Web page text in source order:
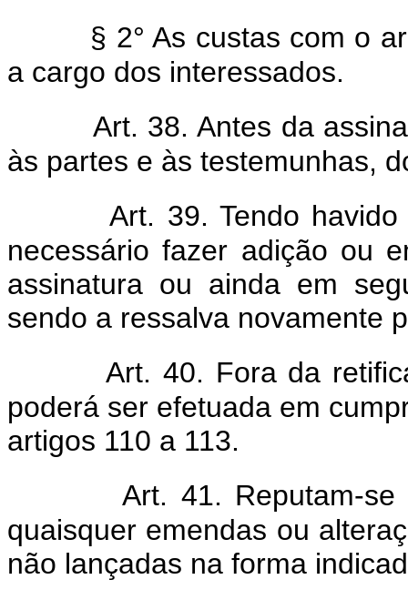
§ 2° As custas com o
a cargo dos interessados.
Art. 38. Antes da
às partes e às testemunhas,
Art. 39. Tendo
necessário fazer adição ou
assinatura ou ainda em
sendo a ressalva novamente
Art. 40. Fora da
poderá ser efetuada em
artigos 110 a 113.
Art. 41. Reputam-
quaisquer emendas ou
não lançadas na forma